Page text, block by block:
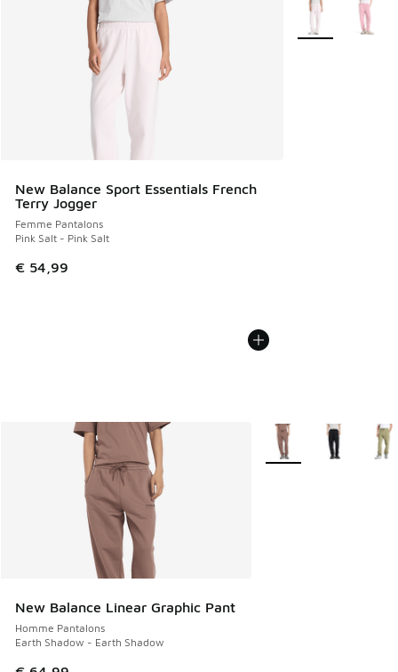
New Balance Sport Essentials French
Terry Jogger
Femme Pantalons
Pink Salt - Pink Salt
€ 54,99
Plus de couleurs
New Balance Linear Graphic Pant
Homme Pantalons
Earth Shadow - Earth Shadow
Plus de couleurs